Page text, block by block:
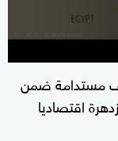
مستدامة ضمن
اقتصاديا